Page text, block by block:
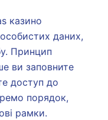
казино
даних,
Принцип
ви заповните
доступ до
порядок,
рамки.